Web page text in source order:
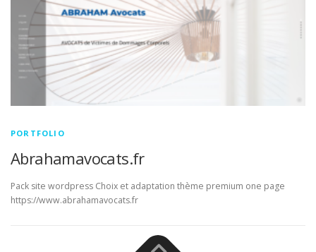
PORTFOLIO
Abrahamavocats.fr
Pack site wordpress Choix et adaptation thème premium one page
https://www.abrahamavocats.fr